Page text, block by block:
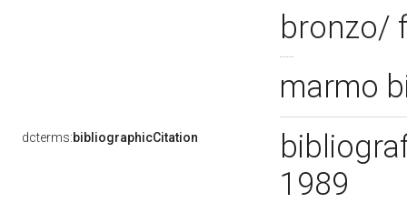
bronzo/
marmo
dcterms:bibliographicCitation
1989